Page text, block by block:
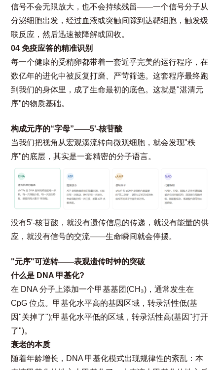
信号不会无限放大，也不会持续残留——一个信号分子从
分泌细胞出发，经过血液或突触间隙到达靶细胞，触发级
联反应，然后迅速被降解或回收。
04 免疫应答的精准识别
每一个健康的受精卵都带着一套近乎完美的运行程序，在
数亿年的进化中被反复打磨、严苛筛选。这套程序最终跑
到我们的身体里，成了生命最初的底色。这就是"湛清元
序"的物质基础。
构成元序的“字母”——5'-核苷酸
当我们把视角从宏观溪流转向微观细胞，就会发现"秩
序"的底层，其实是一套精密的分子语言。
没有5'-核苷酸，就没有遗传信息的传递，就没有能量的供
应，就没有信号的交流——生命瞬间就会停摆。
"元序"可逆转——表观遗传时钟的突破
什么是 DNA 甲基化?
在 DNA 分子上添加一个甲基基团(CH₃)，通常发生在
CpG 位点。甲基化水平高的基因区域，转录活性低(基
因"关掉了");甲基化水平低的区域，转录活性高(基因"打开
了")。
衰老的本质
随着年龄增长，DNA 甲基化模式出现规律性的紊乱：本